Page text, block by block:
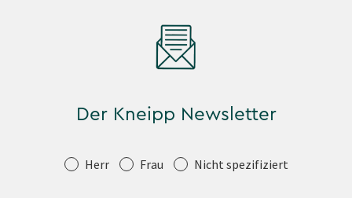
Der Kneipp Newsletter
Anrede Herr Frau Nicht spezifiziert